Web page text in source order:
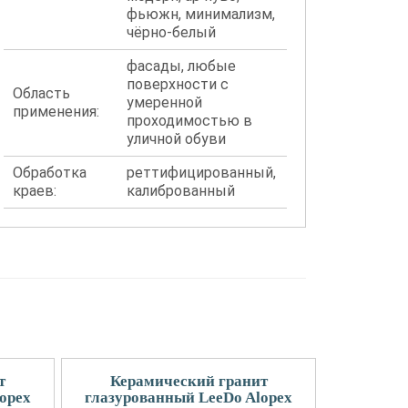
фьюжн, минимализм,
чёрно-белый
Область
применения:
фасады, любые
поверхности с
умеренной
проходимостью в
уличной обуви
Обработка
краев:
реттифицированный,
калиброванный
Керамический гранит
глазурованный LeeDo Alopex